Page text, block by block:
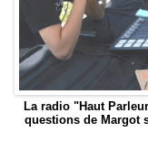
La radio "Haut
questions de Margot